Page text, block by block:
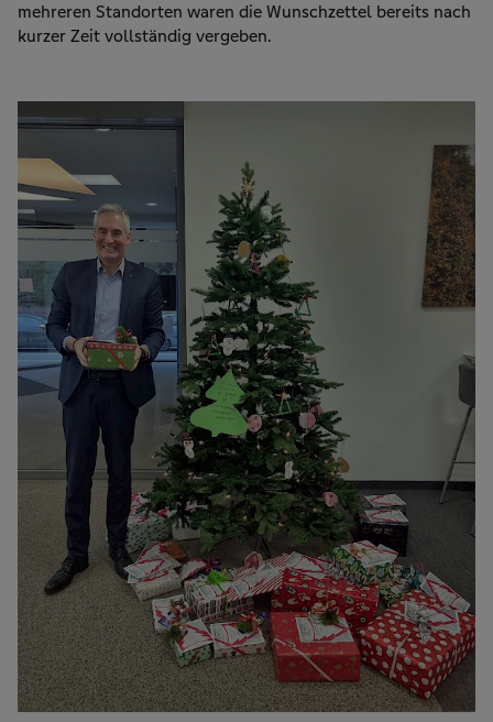
mehreren Standorten waren die Wunschzettel bereits nach
kurzer Zeit vollständig vergeben.